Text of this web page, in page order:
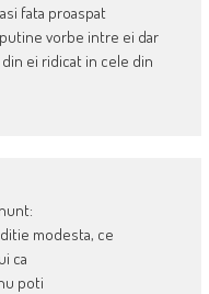
fata proaspat
vorbe intre ei dar
ei ridicat in cele din
modesta, ce
ca
poti